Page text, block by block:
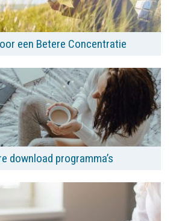
een Betere Concentratie
download programma’s